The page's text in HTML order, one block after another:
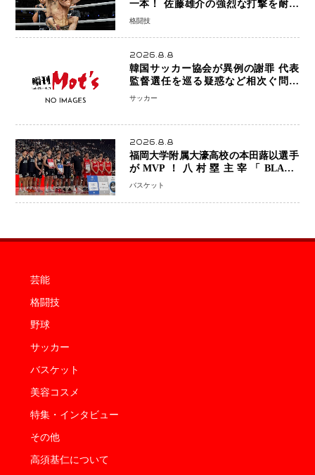
一本！ 佐藤雄介の強烈な打撃を耐え
抜き、リアネイキッドチョークで勝利
格闘技
2026.8.8
韓国サッカー協会が異例の謝罪 代表
監督選任を巡る疑惑など相次ぐ問題
「組織の刷新」誓う
サッカー
2026.8.8
福岡大学附属大濠高校の本田蕗以選手
がMVP！八村塁主宰「BLACK
SAMURAI SUMMIT 2026」で存在
なった」
バスケット
芸能
格闘技
野球
サッカー
バスケット
美容コスメ
特集・インタビュー
その他
高須基仁について